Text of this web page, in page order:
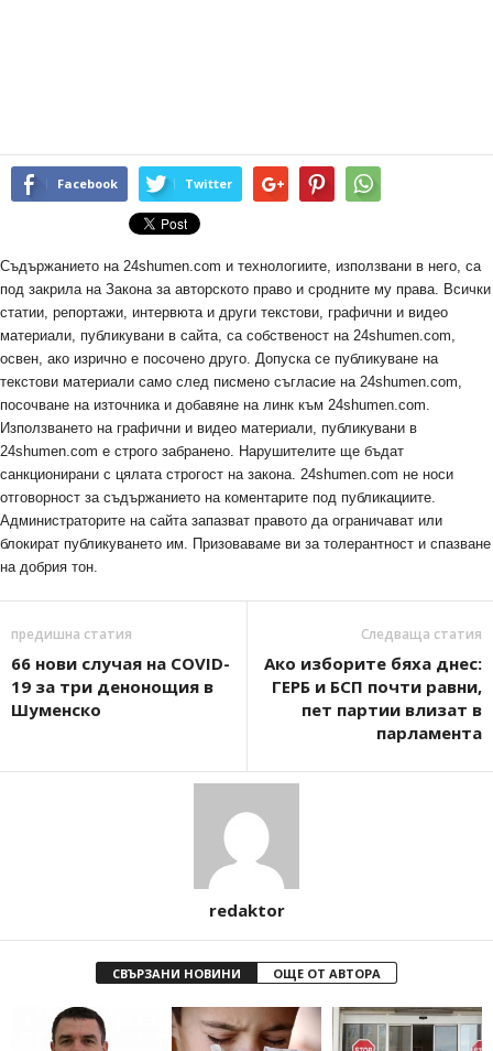
Facebook Twitter
Съдържанието на 24shumen.com и технологиите, използвани в него, са
под закрила на Закона за авторското право и сродните му права. Всички
статии, репортажи, интервюта и други текстови, графични и видео
материали, публикувани в сайта, са собственост на 24shumen.com,
освен, ако изрично е посочено друго. Допуска се публикуване на
текстови материали само след писмено съгласие на 24shumen.com,
посочване на източника и добавяне на линк към 24shumen.com.
Използването на графични и видео материали, публикувани в
24shumen.com е строго забранено. Нарушителите ще бъдат
санкционирани с цялата строгост на закона. 24shumen.com не носи
отговорност за съдържанието на коментарите под публикациите.
Администраторите на сайта запазват правото да ограничават или
блокират публикуването им. Призоваваме ви за толерантност и спазване
на добрия тон.
предишна статия
66 нови случая на COVID-
19 за три денонощия в
Шуменско
Следваща статия
Ако изборите бяха днес:
ГЕРБ и БСП почти равни,
пет партии влизат в
парламента
redaktor
СВЪРЗАНИ НОВИНИ ОЩЕ ОТ АВТОРА